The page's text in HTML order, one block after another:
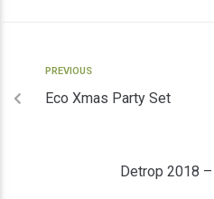
PREVIOUS
Eco Xmas Party Set
Detrop 2018